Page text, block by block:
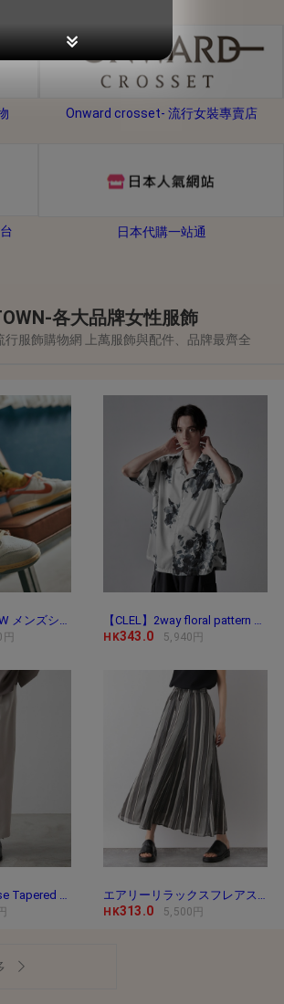
Onward crosset- 流行女裝專賣店
日本代購一站通
各大品牌女性服飾
行服飾購物網 上萬服飾與配件、品牌最齊全
ナイキ ダンク LOW メンズシューズ / Nike Dunk Low Me 【CLEL】2way floral pattern drape short sleeve shirt/2way 花
HK343.0 5,940円
【CLEL】TR Loose Tapered Slacks / TR ルーズテーパード エアリーリラックスフレアスカート/171747
HK313.0 5,500円